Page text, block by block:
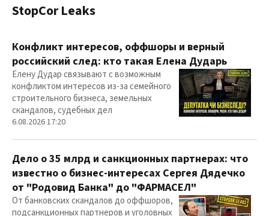
StopCor Leaks
Конфликт интересов, оффшоры и верный
российский след: кто такая Елена Дударь
Елену Дудар связывают с возможным
конфликтом интересов из-за семейного
строительного бизнеса, земельных
скандалов, судебных дел
6.08.2026 17:20
Дело о 35 млрд и санкционных партнерах: что
известно о бизнес-интересах Сергея Дядечко
от "Родовид Банка" до "ФАРМАСЕЛ"
От банковских скандалов до оффшоров,
подсанкционных партнеров и уголовных